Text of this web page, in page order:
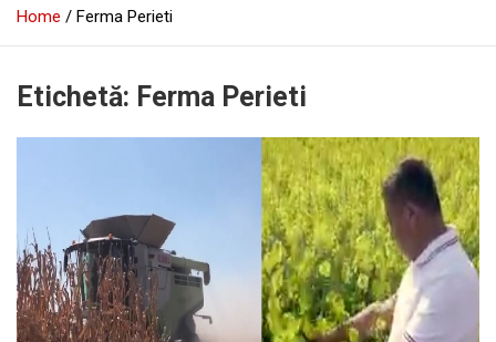
Home Ferma Perieti
Etichetă: Ferma Perieti